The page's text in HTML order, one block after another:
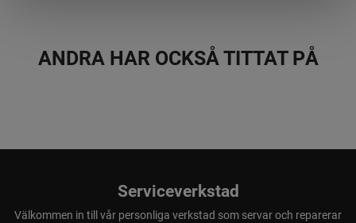
krok för praktisk upphängning på en vägg.
Effektiv kedja som ger hög skärhastighet och exakta snitt
ANDRA HAR OCKSÅ TITTAT PÅ
Serviceverkstad
Välkommen in till vår personliga verkstad som servar och reparerar